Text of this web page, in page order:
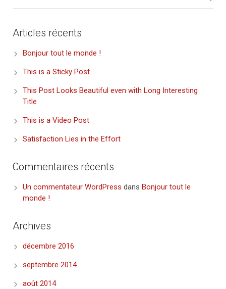
Articles récents
Bonjour tout le monde !
This is a Sticky Post
This Post Looks Beautiful even with Long Interesting
Title
This is a Video Post
Satisfaction Lies in the Effort
Commentaires récents
Un commentateur WordPress dans Bonjour tout le
monde !
Archives
décembre 2016
septembre 2014
août 2014